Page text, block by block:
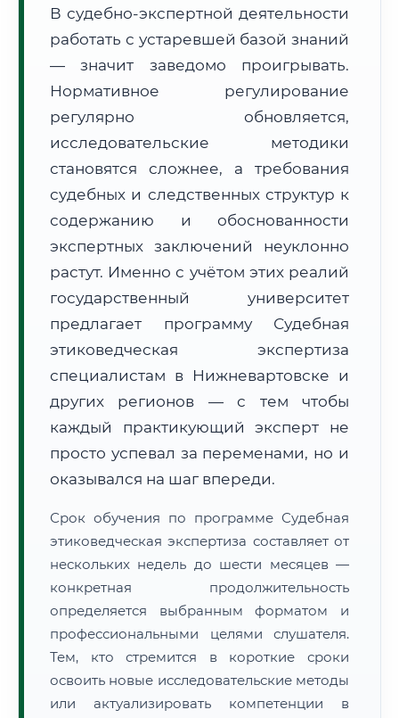
Формат учебы:
Дистанционно
🗺️ Зона обслуживания: г. Нижневартовск
Расчет логистики оригиналов:
• Маршрут транзита: ~755 км
• Экспресс-доставка СДЭК / Почтой:
1–2 рабочих дня
📜 Документы и аккредитация ФИС ФРДО
🔍Нажмите на документ для увеличения и просмотра
В судебно-экспертной деятельности
работать с устаревшей базой знаний
— значит заведомо проигрывать.
Нормативное регулирование
регулярно обновляется,
исследовательские методики
становятся сложнее, а требования
судебных и следственных структур к
содержанию и обоснованности
экспертных заключений неуклонно
растут. Именно с учётом этих реалий
государственный университет
предлагает программу Судебная
этиковедческая экспертиза
специалистам в Нижневартовске и
других регионов — с тем чтобы
каждый практикующий эксперт не
просто успевал за переменами, но и
оказывался на шаг впереди.
Срок обучения по программе Судебная
этиковедческая экспертиза составляет от
нескольких недель до шести месяцев —
конкретная продолжительность
определяется выбранным форматом и
профессиональными целями слушателя.
Тем, кто стремится в короткие сроки
освоить новые исследовательские методы
или актуализировать компетенции в